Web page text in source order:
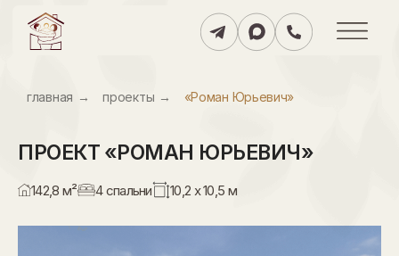
главнаяㅤ → проектыㅤ → «Роман Юрьевич»
ПРОЕКТ «РОМАН ЮРЬЕВИЧ»
142,8 м² 4 спальни 10,2 х 10,5 м